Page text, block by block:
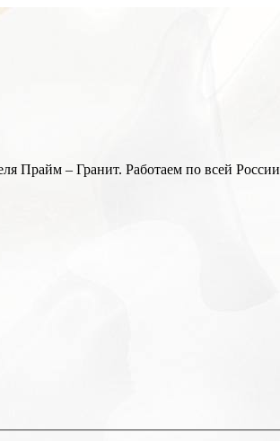
Прайм – Гранит. Работаем по всей России